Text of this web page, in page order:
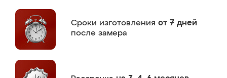
Сроки изготовления от 7 дней
после замера